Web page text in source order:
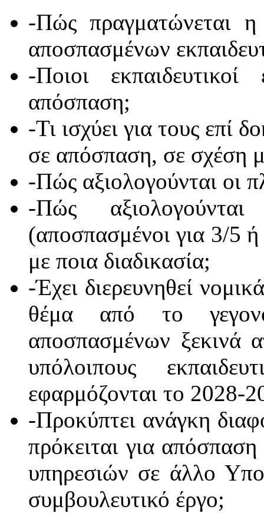
-Πώς πραγματώνεται η
αποσπασμένων
-Ποιοι
απόσπαση;
-Τι ισχύει για τους επί
σε απόσπαση, σε σχέση
-Πώς αξιολογούνται οι
-Πώς
(αποσπασμένοι για 3/5 ή
με ποια διαδικασία;
-Έχει διερευνηθεί
θέμα από το
αποσπασμένων ξεκινά
υπόλοιπους
εφαρμόζονται το 2028-
-Προκύπτει ανάγκη
πρόκειται για
υπηρεσιών σε άλλο
συμβουλευτικό έργο;